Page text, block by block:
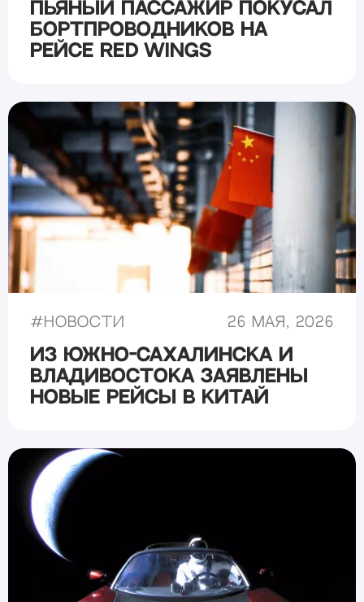
Пьяный пассажир покусал
бортпроводников на
рейсе Red Wings
#Новости 26 мая, 2026
Из Южно-Сахалинска и
Владивостока заявлены
новые рейсы в Китай